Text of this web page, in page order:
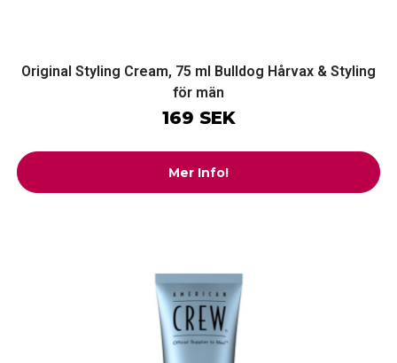
Original Styling Cream, 75 ml Bulldog Hårvax & Styling
för män
169 SEK
Mer Info!